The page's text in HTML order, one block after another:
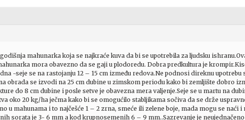
mahunarka koja se najkraće kuva da bi se upotrebila za ljudsku
mora obavezno da se gaji u plodoredu. Dobra predkultura je
-seje se na rastojanju 12 – 15 cm između redova.Ne podnosi direknu
obrada se izvodi na 25 cm dubine u zimskom periodu kako bi zemljište dobro
do 8 cm dubine i posle setve je obavezna mera valjenje.Seje se u martu na
oko 20 kg/ha ječma kako bi se omogućilo stabljikama sočiva da se drže
u mahunama i to najčešće 1 – 2 zrna, smeće ili zelene boje, mada mogu se
sorata je 3- 6 mm a kod krupnosemenih 6 – 9 mm..Sazrevanje je